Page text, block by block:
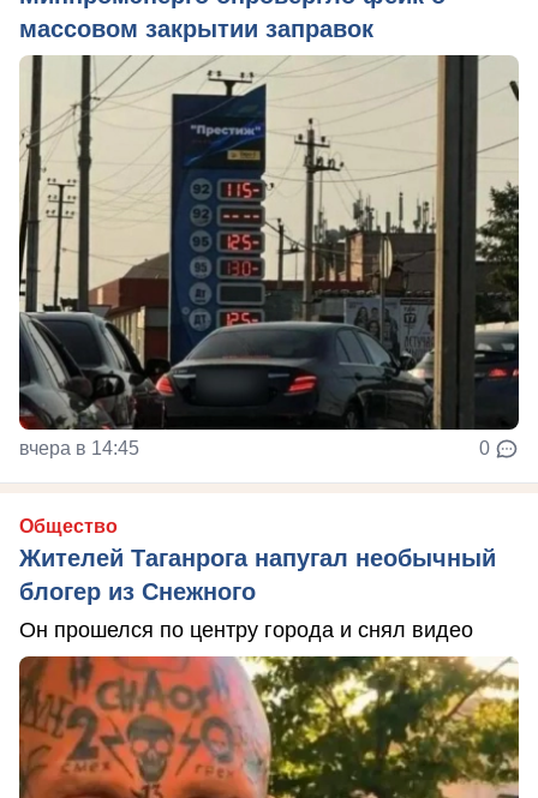
массовом закрытии заправок
вчера в 14:45 0
Общество
Жителей Таганрога напугал необычный
блогер из Снежного
Он прошелся по центру города и снял видео